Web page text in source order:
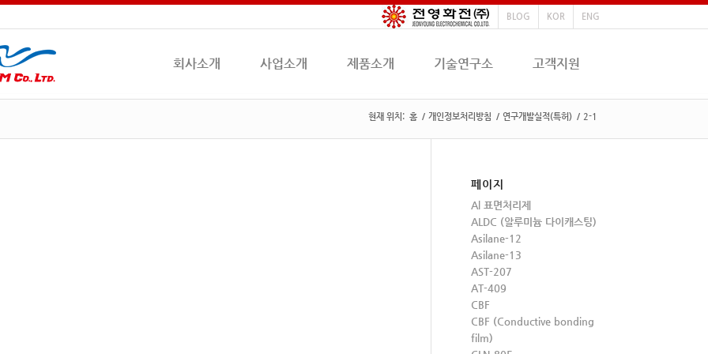
BLOG KOR ENG
회사소개 사업소개 제품소개 기술연구소 고객지원
현재 위치: 홈 / 개인정보처리방침 / 연구개발실적(특허) / 2-1
페이지
Al 표면처리제
ALDC (알루미늄 다이캐스팅)
Asilane-12
Asilane-13
AST-207
AT-409
CBF
CBF (Conductive bonding
film)